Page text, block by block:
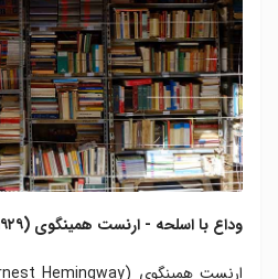
وداع با اسلحه - ارنست همینگوی (۱۹۲۹)